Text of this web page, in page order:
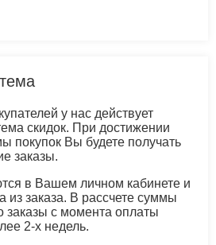
у нас действует
скидок. При достижении
покупок Вы будете получать
заказы.
в Вашем личном кабинете и
из заказа. В рассчете суммы
заказы с момента оплаты
2-х недель.